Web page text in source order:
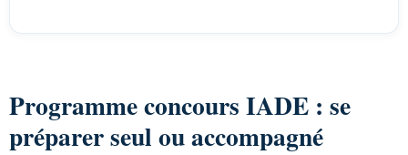
Programme concours IADE : se
préparer seul ou accompagné